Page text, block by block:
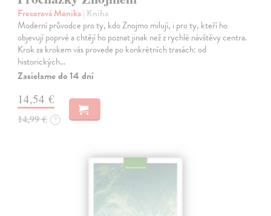
Frecerová Monika| Kniha
Moderní průvodce pro ty, kdo Znojmo milují, i pro ty, kteří ho
objevují poprvé a chtějí ho poznat jinak než z rychlé návštěvy centra.
Krok za krokem vás provede po konkrétních trasách: od
historických…
Zasielame do 14 dní
14,54 €
14,99 € ?